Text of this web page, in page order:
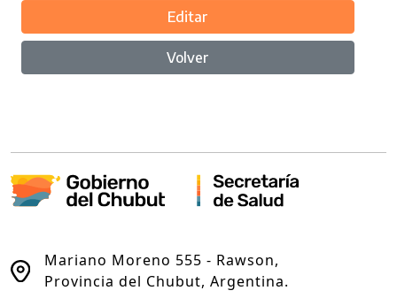
Editar
Volver
Mariano Moreno 555 - Rawson,
Provincia del Chubut, Argentina.